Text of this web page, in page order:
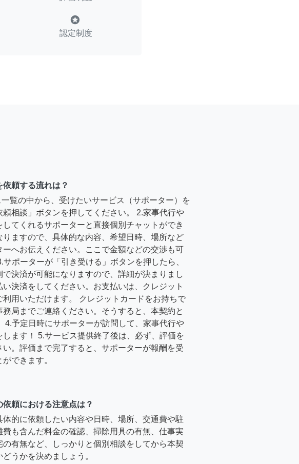
stars
認定制度
依頼する流れは？
覧の中から、受けたいサービス（サポーター）を
頼相談」ボタンを押してください。 2.家事代行や
してくれるサポーターと直接個別チャットができ
りますので、具体的な内容、希望日時、場所など
ーへお伝えください。ここで金額などの交渉も可
サポーターが「引き受ける」ボタンを押したら、
で決済が可能になりますので、詳細が決まりまし
い決済をしてください。お支払いは、クレジット
利用いただけます。 クレジットカードをお持ちで
務局までご連絡ください。そうすると、本契約と
4.予定日時にサポーターが訪問して、家事代行や
します！ 5.サービス提供終了後は、必ず、評価を
い。評価まで完了すると、サポーターが報酬を受
できます。
依頼における注意点は？
体的に依頼したい内容や日時、場所、交通費や駐
費も含んだ料金の確認、掃除用具の有無、仕事実
の有無など、しっかりと個別相談をしてから本契
うかを決めましょう。